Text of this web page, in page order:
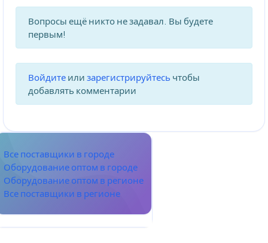
Вопросы ещё никто не задавал. Вы будете
первым!
Войдите или зарегистрируйтесь чтобы
добавлять комментарии
Все поставщики в городе
Оборудование оптом в городе
Оборудование оптом в регионе
Все поставщики в регионе